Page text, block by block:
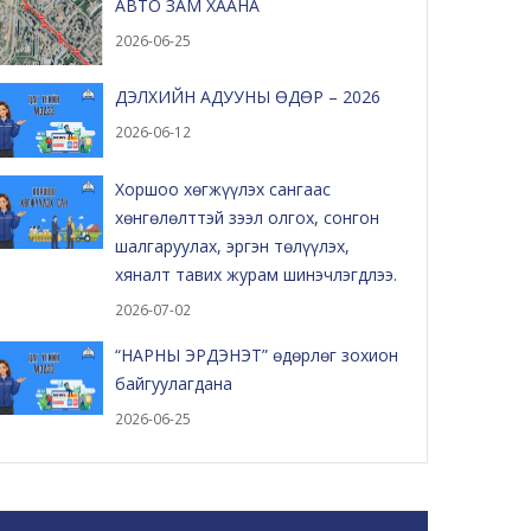
АВТО ЗАМ ХААНА
2026-06-25
ДЭЛХИЙН АДУУНЫ ӨДӨР – 2026
2026-06-12
Хоршоо хөгжүүлэх сангаас
хөнгөлөлттэй зээл олгох, сонгон
шалгаруулах, эргэн төлүүлэх,
хяналт тавих журам шинэчлэгдлээ.
2026-07-02
“НАРНЫ ЭРДЭНЭТ” өдөрлөг зохион
байгуулагдана
2026-06-25